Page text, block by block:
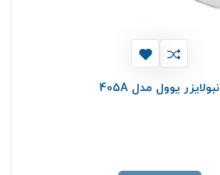
نبولایزر یوول مدل 405A